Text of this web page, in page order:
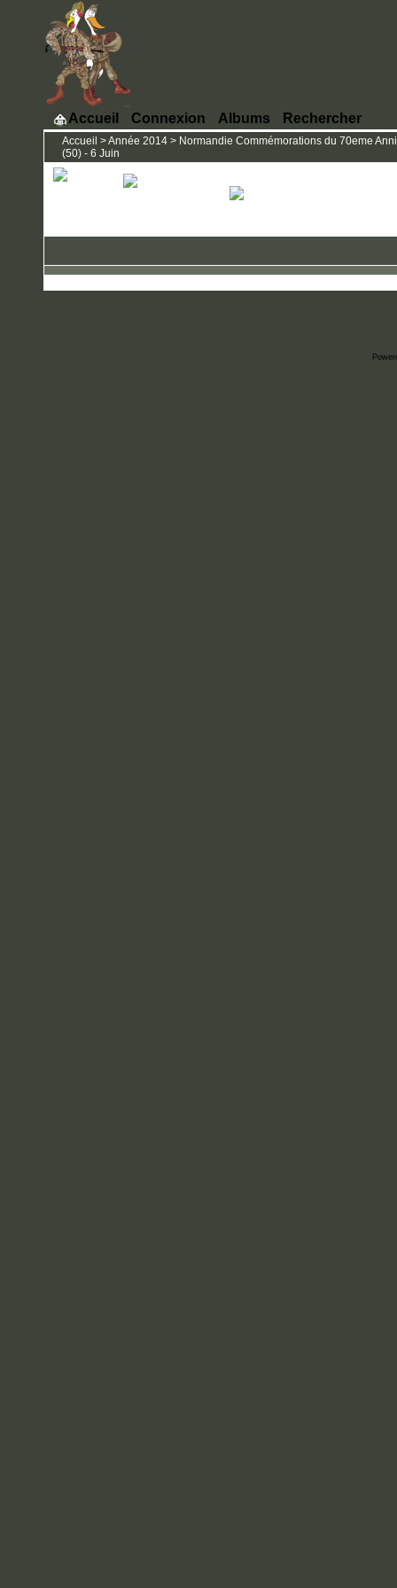
Accueil Connexion Albums Rechercher
Accueil >Année 2014 > Normandie Commémorations du 70eme
(50) - 6 Juin